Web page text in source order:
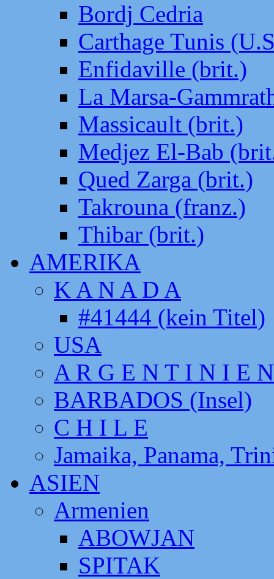
Bordj Cedria
Carthage Tunis
Enfidaville (brit.)
La Marsa-
Massicault (brit.)
Medjez El-Bab
Qued Zarga (brit.)
Takrouna (franz.)
Thibar (brit.)
AMERIKA
K A N A D A
#41444 (kein Titel)
USA
A R G E N T I N I E N
BARBADOS (Insel)
C H I L E
Jamaika, Panama,
ASIEN
Armenien
ABOWJAN
SPITAK